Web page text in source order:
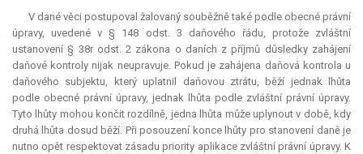
V dané věci postupoval žalovaný souběžně také podle obecné právní
úpravy, uvedené v § 148 odst. 3 daňového řádu, protože zvláštní
ustanovení § 38r odst. 2 zákona o daních z příjmů důsledky zahájení
daňové kontroly nijak neupravuje. Pokud je zahájena daňová kontrola u
daňového subjektu, který uplatnil daňovou ztrátu, běží jednak lhůta
podle obecné právní úpravy, jednak lhůta podle zvláštní právní úpravy.
Tyto lhůty mohou končit rozdílně, jedna lhůta může uplynout v době, kdy
druhá lhůta dosud běží. Při posouzení konce lhůty pro stanovení daně je
nutno opět respektovat zásadu priority aplikace zvláštní právní úpravy. K